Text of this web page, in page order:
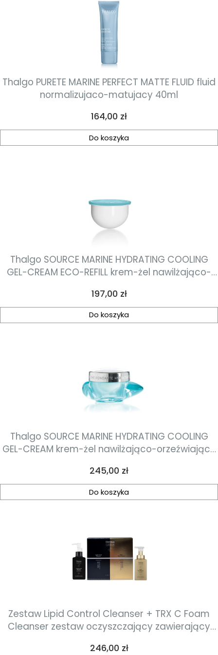
Thalgo PURETE MARINE PERFECT MATTE FLUID fluid
normalizujaco-matujacy 40ml
Cena
164,00 zł
Do koszyka
Thalgo SOURCE MARINE HYDRATING COOLING
GEL-CREAM ECO-REFILL krem-żel nawilżająco-
Cena
197,00 zł
Do koszyka
Thalgo SOURCE MARINE HYDRATING COOLING
GEL-CREAM krem-żel nawilżająco-orzeźwiający
Cena
245,00 zł
Do koszyka
Zestaw Lipid Control Cleanser + TRX C Foam
Cleanser zestaw oczyszczający zawierający
hydrolipidową skóry oraz luksusowa pianka o
Cena
246,00 zł